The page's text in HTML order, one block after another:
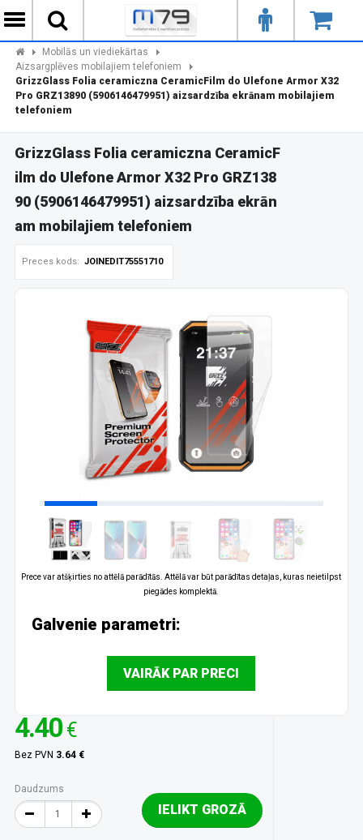
Mobilās un viediekārtas
Aizsargplēves mobilajiem telefoniem
GrizzGlass Folia ceramiczna CeramicFilm do Ulefone Armor X32
Pro GRZ13890 (5906146479951) aizsardzība ekrānam mobilajiem
telefoniem
GrizzGlass Folia ceramiczna CeramicF
ilm do Ulefone Armor X32 Pro GRZ138
90 (5906146479951) aizsardzība ekrān
am mobilajiem telefoniem
Preces kods: JOINEDIT75551710
Prece var atšķirties no attēlā parādītās. Attēlā var būt parādītas detaļas, kuras neietilpst
piegādes komplektā.
Galvenie parametri:
VAIRĀK PAR PRECI
4.40 €
Bez PVN 3.64 €
Daudzums
IELIKT GROZĀ